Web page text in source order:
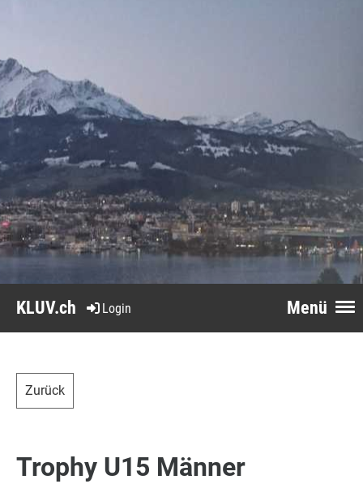
Menü
Login
KLUV.ch
Zurück
Trophy U15 Männer